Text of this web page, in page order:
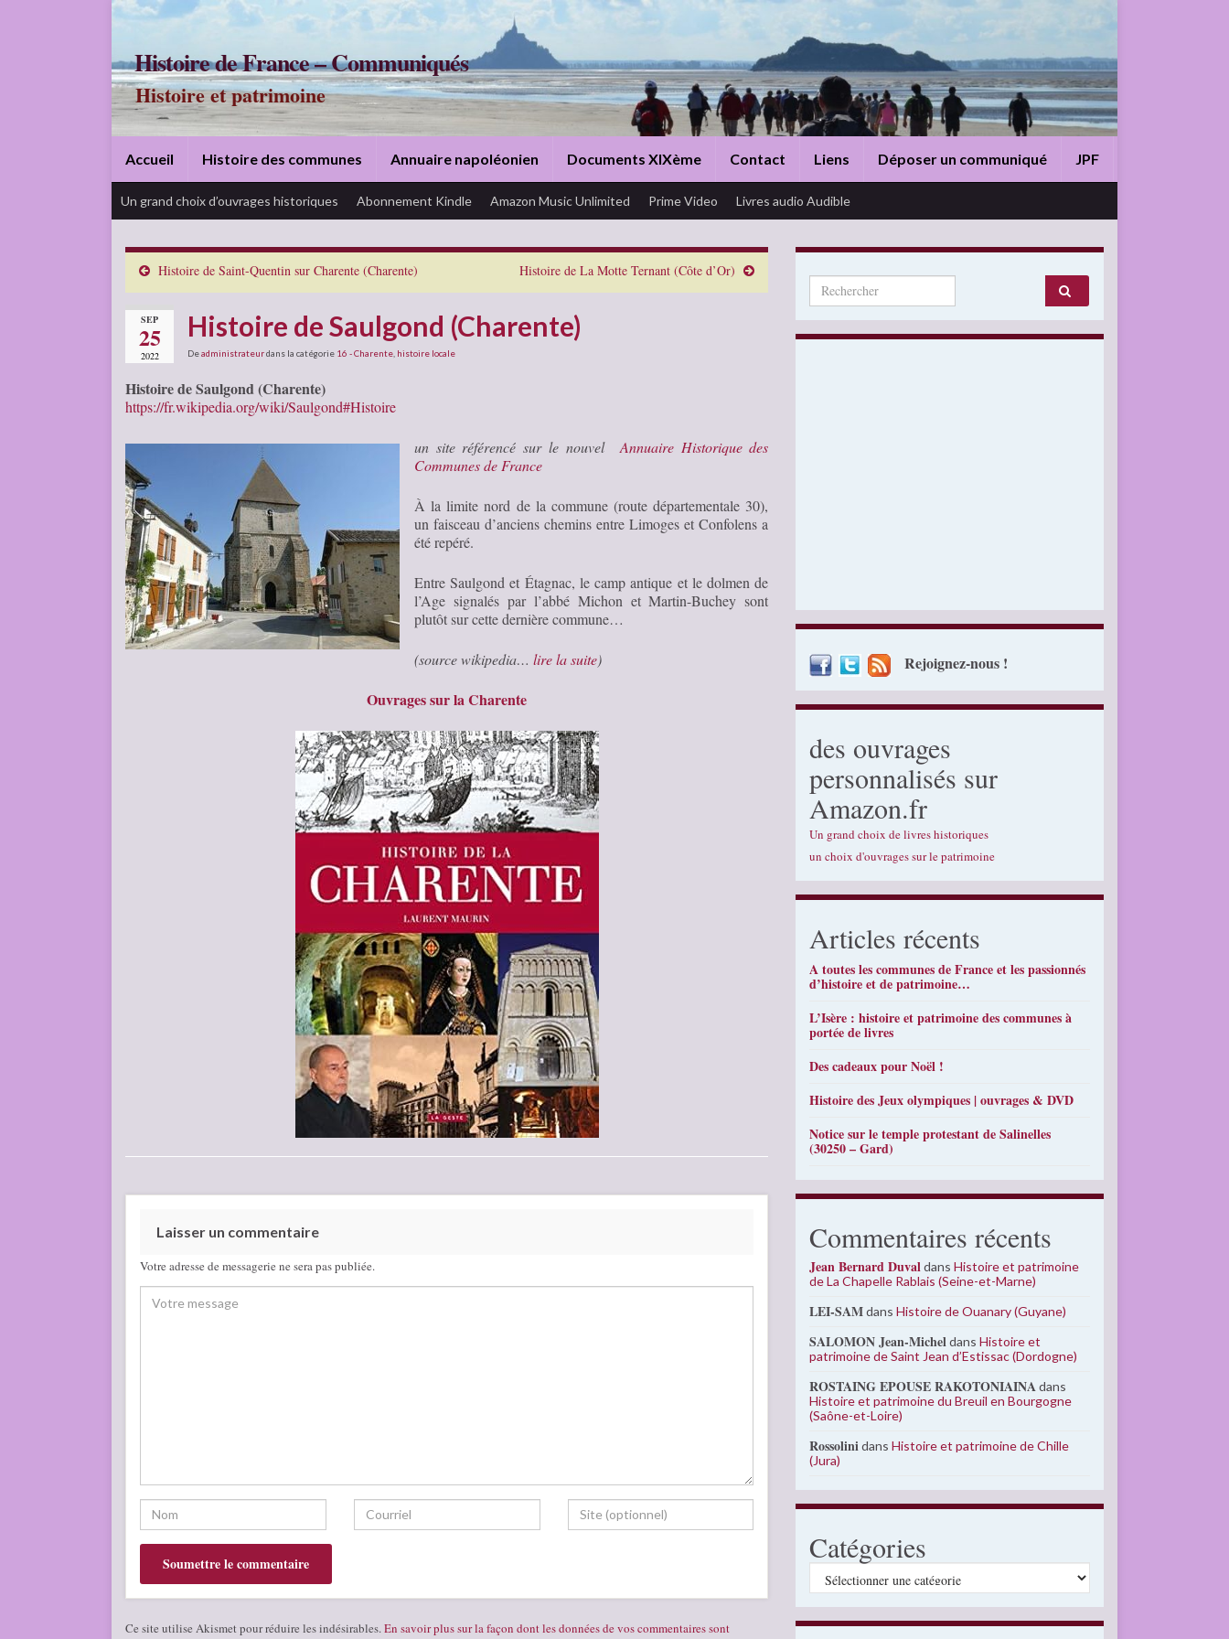
Histoire de France – Communiqués
Histoire et patrimoine
Accueil Histoire des communes Annuaire napoléonien Documents XIXème Contact Liens Déposer un communiqué JPF
Un grand choix d’ouvrages historiques Abonnement Kindle Amazon Music Unlimited Prime Video Livres audio Audible
Histoire de Saint-Quentin sur Charente (Charente) Histoire de La Motte Ternant (Côte d’Or)
SEP
25
2022
Histoire de Saulgond (Charente)
Deadministrateurdans la catégorie 16 - Charente histoire locale
Histoire de Saulgond (Charente)
https://fr.wikipedia.org/wiki/Saulgond#Histoire
un site référencé sur le nouvel Annuaire Historique des
Communes de France
À la limite nord de la commune (route départementale 30),
un faisceau d’anciens chemins entre Limoges et Confolens a
été repéré.
Entre Saulgond et Étagnac, le camp antique et le dolmen de
l’Age signalés par l’abbé Michon et Martin-Buchey sont
plutôt sur cette dernière commune…
(source wikipedia… lire la suite)
Ouvrages sur la Charente
Laisser un commentaire
Votre adresse de messagerie ne sera pas publiée.
Ce site utilise Akismet pour réduire les indésirables. En savoir plus sur la façon dont les données de vos commentaires sont
Search for:
Rejoignez-nous !
des ouvrages
personnalisés sur
Amazon.fr
Un grand choix de livres historiques
un choix d'ouvrages sur le patrimoine
Articles récents
A toutes les communes de France et les passionnés
d’histoire et de patrimoine…
L’Isère : histoire et patrimoine des communes à
portée de livres
Des cadeaux pour Noël !
Histoire des Jeux olympiques | ouvrages & DVD
Notice sur le temple protestant de Salinelles
(30250 – Gard)
Commentaires récents
Jean Bernard DuvaldansHistoire et patrimoine
de La Chapelle Rablais (Seine-et-Marne)
LEI-SAMdansHistoire de Ouanary (Guyane)
SALOMON Jean-MicheldansHistoire et
patrimoine de Saint Jean d’Estissac (Dordogne)
ROSTAING EPOUSE RAKOTONIAINAdans
Histoire et patrimoine du Breuil en Bourgogne
(Saône-et-Loire)
RossolinidansHistoire et patrimoine de Chille
(Jura)
Catégories
Catégories